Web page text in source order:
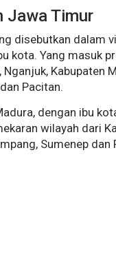
Jawa Timur
disebutkan dalam
kota. Yang masuk
Kabupaten
Pacitan.
dengan ibu
wilayah dari
Sumenep dan